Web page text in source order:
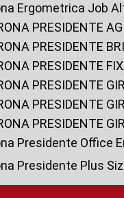
Ergometrica Job
PRESIDENTE
PRESIDENTE
PRESIDENTE
PRESIDENTE
PRESIDENTE
PRESIDENTE
Presidente Office
Presidente Plus